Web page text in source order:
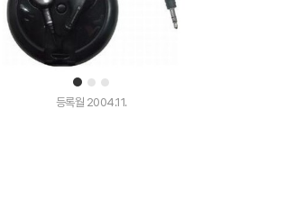
1 2 3
등록월 2004.11.